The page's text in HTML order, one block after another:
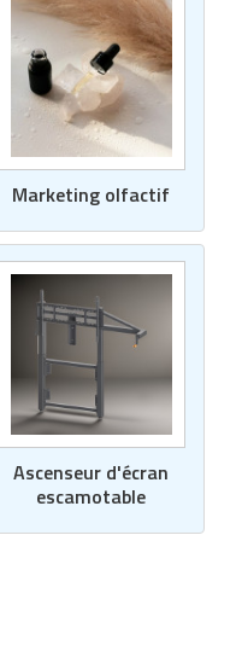
Marketing olfactif
Ascenseur d'écran
escamotable